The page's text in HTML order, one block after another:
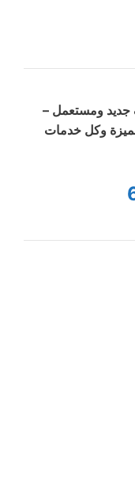
جديد ومستعمل –
وكل خدمات